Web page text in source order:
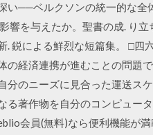
──ベルクソンの統一的な全
を与えたか。聖書の成. り
鋭による鮮烈な短篇集。 □四
経済連携が進むことの問題
のニーズに見合った運送ス
る著作物を自分のコンピュー
会員(無料)なら便利機能が